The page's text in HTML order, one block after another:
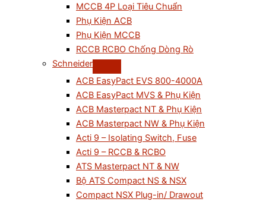
MCCB 4P Loại Tiêu Chuẩn
Phụ Kiện ACB
Phụ Kiện MCCB
RCCB RCBO Chống Dòng Rò
Schneider
ACB EasyPact EVS 800-4000A
ACB EasyPact MVS & Phụ Kiện
ACB Masterpact NT & Phụ Kiện
ACB Masterpact NW & Phụ Kiện
Acti 9 – Isolating Switch, Fuse
Acti 9 – RCCB & RCBO
ATS Masterpact NT & NW
Bộ ATS Compact NS & NSX
Compact NSX Plug-in/ Drawout